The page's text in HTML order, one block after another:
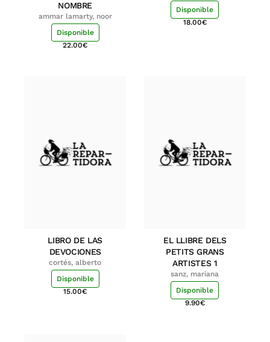
NOMBRE
ammar lamarty, noor
Disponible
22.00€
Disponible
18.00€
LIBRO DE LAS
DEVOCIONES
cortés, alberto
Disponible
15.00€
EL LLIBRE DELS
PETITS GRANS
ARTISTES 1
sanz, mariana
Disponible
9.90€